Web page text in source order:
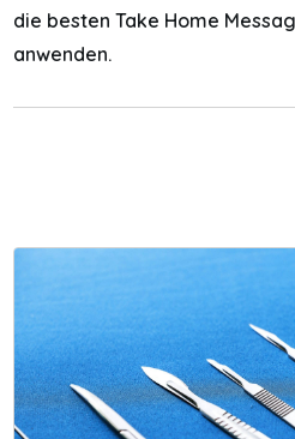
die besten Take Home
anwenden.